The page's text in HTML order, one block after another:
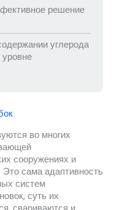
решение
углерода
во многих
сооружениях и
сама адаптивность
систем
суть их